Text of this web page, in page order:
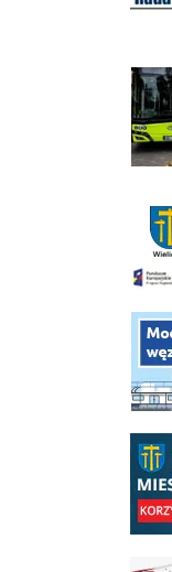
link do
link
link
link do